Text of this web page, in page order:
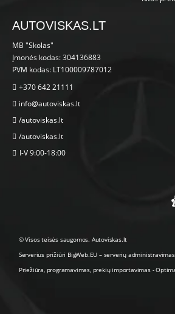
AUTOVISKAS.LT
MB "Skolas"
Įmonės kodas: 304136883
PVM kodas: LT100009787012
+370 642 21111
info@autoviskas.lt
/autoviskas.lt
/autoviskas.lt
I-V 9:00-18:00
© Visos teisės saugomos. Autoviskas.lt
Serverius prižiūri BigWeb.EU – serverių administravimas
Priežiūra, programavimas prekių importavimas-